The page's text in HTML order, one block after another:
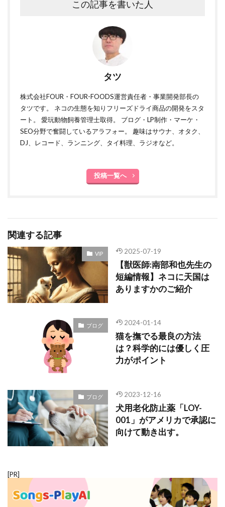
この記事を書いた人
タツ
株式会社FOUR・FOUR-FOODS運営責任者・事業開発部長の
タツです。 ネコの生態を知りフリーズドライ商品の開発をスタ
ート。 愛玩動物飼養管理士取得。 ブログ・LP制作・マーケ・
SEO分野で奮闘しているアラフォー。 趣味はサウナ、オタク、
DJ、レコード、ランニング、タイ料理、ラジオなど。
投稿一覧へ
関連する記事
VIP 2025-07-19
【獣医師:南部和也先生の
短編情報】ネコに天国は
ありますかのご紹介
ブログ 2024-01-14
猫を撫でる最良の方法
は？科学的には優しく圧
力がポイント
ブログ 2023-12-16
犬用老化防止薬「LOY-
001」がアメリカで承認に
向けて動き出す。
[PR]